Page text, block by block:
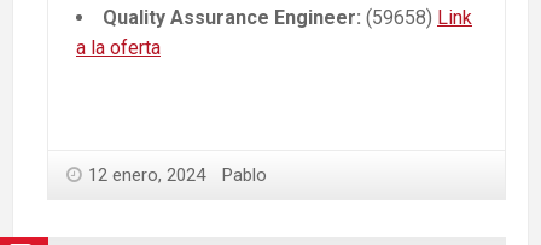
Quality Assurance Engineer: (59658) Link
a la oferta
12 enero, 2024 Pablo